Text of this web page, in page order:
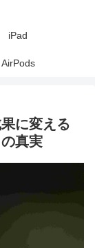
iPad
AirPods
に変える
真実